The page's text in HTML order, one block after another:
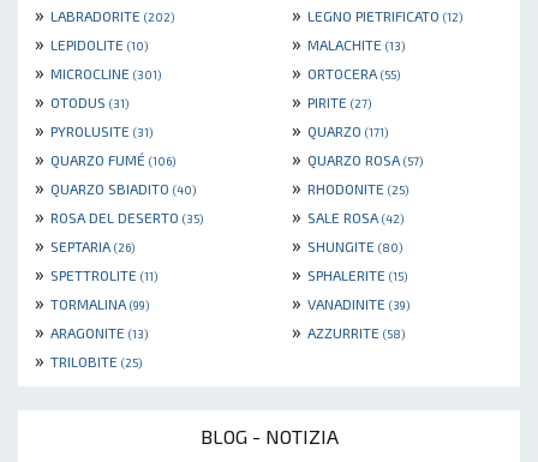
» LABRADORITE (202) » LEGNO PIETRIFICATO (12)
» LEPIDOLITE (10) » MALACHITE (13)
» MICROCLINE (301) » ORTOCERA (55)
» OTODUS (31) » PIRITE (27)
» PYROLUSITE (31) » QUARZO (171)
» QUARZO FUMÉ (106) » QUARZO ROSA (57)
» QUARZO SBIADITO (40) » RHODONITE (25)
» ROSA DEL DESERTO (35) » SALE ROSA (42)
» SEPTARIA (26) » SHUNGITE (80)
» SPETTROLITE (11) » SPHALERITE (15)
» TORMALINA (99) » VANADINITE (39)
» ARAGONITE (13) » AZZURRITE (58)
» TRILOBITE (25)
BLOG - NOTIZIA